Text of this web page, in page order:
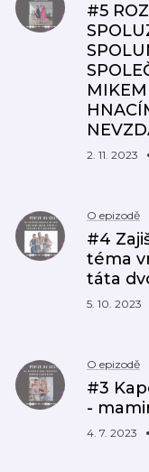
#5
2. 11. 2023
O epizodě
#4
téma
táta
5. 10. 2023
O epizodě
#3
-
4. 7. 2023